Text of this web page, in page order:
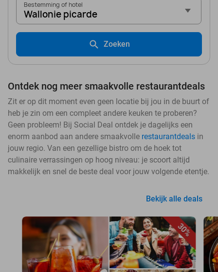
Bestemming of hotel
Wallonie picarde
Zoeken
Ontdek nog meer smaakvolle restaurantdeals
Zit er op dit moment even geen locatie bij jou in de buurt of
heb je zin om een compleet andere keuken te proberen?
Geen probleem! Bij Social Deal ontdek je dagelijks een
enorm aanbod aan andere smaakvolle restaurantdeals in
jouw regio. Van een gezellige bistro om de hoek tot
culinaire verrassingen op hoog niveau: je scoort altijd
makkelijk en snel de beste deal voor jouw volgende etentje.
Bekijk alle deals
30%